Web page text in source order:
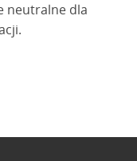
neutralne dla